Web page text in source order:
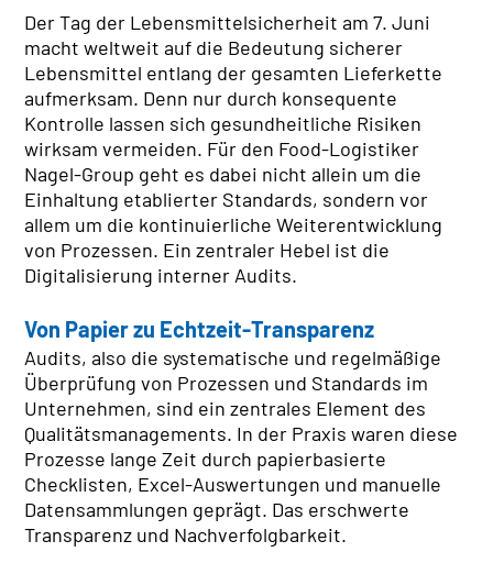
STANDORTFINDER
NETZWERK
Dänemark
Deutschland
Österreich
Polen
Schweden
Schweiz
Slowakei
Tschechien
NAGEL-GROUP
Verwaltungsrat
Board of Directors
Daten & Fakten
Firmengeschichte
Compliance
Der Tag der Lebensmittelsicherheit am 7. Juni
macht weltweit auf die Bedeutung sicherer
Lebensmittel entlang der gesamten Lieferkette
aufmerksam. Denn nur durch konsequente
Kontrolle lassen sich gesundheitliche Risiken
wirksam vermeiden. Für den Food-Logistiker
Nagel-Group geht es dabei nicht allein um die
Einhaltung etablierter Standards, sondern vor
allem um die kontinuierliche Weiterentwicklung
von Prozessen. Ein zentraler Hebel ist die
Digitalisierung interner Audits.
Von Papier zu Echtzeit-Transparenz
Audits, also die systematische und regelmäßige
Überprüfung von Prozessen und Standards im
Unternehmen, sind ein zentrales Element des
Qualitätsmanagements. In der Praxis waren diese
Prozesse lange Zeit durch papierbasierte
Checklisten, Excel-Auswertungen und manuelle
Datensammlungen geprägt. Das erschwerte
Transparenz und Nachverfolgbarkeit.